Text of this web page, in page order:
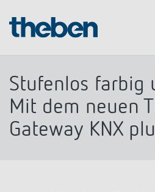
Produkte
OEM
Stufenlos farbig
Mit dem neuen
Gateway KNX